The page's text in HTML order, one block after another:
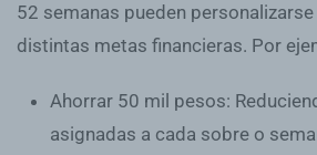
52 semanas pueden
distintas metas financieras. Por
Ahorrar 50 mil pesos:
asignadas a cada sobre o